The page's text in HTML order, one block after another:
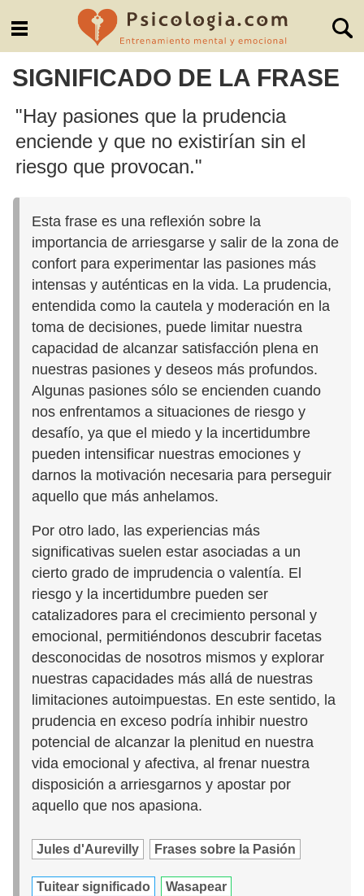
SIGNIFICADO DE LA FRASE
"Hay pasiones que la prudencia
enciende y que no existirían sin el
riesgo que provocan."
Esta frase es una reflexión sobre la
importancia de arriesgarse y salir de la zona de
confort para experimentar las pasiones más
intensas y auténticas en la vida. La prudencia,
entendida como la cautela y moderación en la
toma de decisiones, puede limitar nuestra
capacidad de alcanzar satisfacción plena en
nuestras pasiones y deseos más profundos.
Algunas pasiones sólo se encienden cuando
nos enfrentamos a situaciones de riesgo y
desafío, ya que el miedo y la incertidumbre
pueden intensificar nuestras emociones y
darnos la motivación necesaria para perseguir
aquello que más anhelamos.
Por otro lado, las experiencias más
significativas suelen estar asociadas a un
cierto grado de imprudencia o valentía. El
riesgo y la incertidumbre pueden ser
catalizadores para el crecimiento personal y
emocional, permitiéndonos descubrir facetas
desconocidas de nosotros mismos y explorar
nuestras capacidades más allá de nuestras
limitaciones autoimpuestas. En este sentido, la
prudencia en exceso podría inhibir nuestro
potencial de alcanzar la plenitud en nuestra
vida emocional y afectiva, al frenar nuestra
disposición a arriesgarnos y apostar por
aquello que nos apasiona.
Jules d'Aurevilly Frases sobre la Pasión
Tuitear significado Wasapear